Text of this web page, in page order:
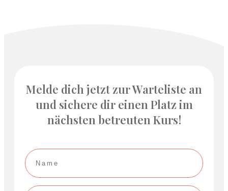
Melde dich jetzt zur Warteliste an
und sichere dir einen Platz im
nächsten betreuten Kurs!